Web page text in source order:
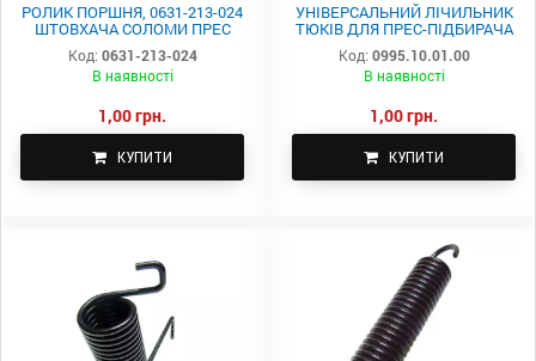
РОЛИК ПОРШНЯ, 0631-213-024
ШТОВХАЧА СОЛОМИ ПРЕС
ПІДБИРАЧІ SIPMA Z-224
[АНАЛОГ] 0631-213-024
Код: 0631-213-024
В наявності
1,00 грн.
КУПИТИ
УНІВЕРСАЛЬНИЙ ЛІЧИЛЬНИК
ТЮКІВ ДЛЯ ПРЕС-ПІДБИРАЧА
0995.10.01.00
Код: 0995.10.01.00
В наявності
1,00 грн.
КУПИТИ